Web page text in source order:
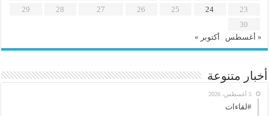
23
24
25
26
27
28
29
30
« أغسطس
أكتوبر »
أخبار متنوعة
5 أغسطس، 2026
#لقاءات